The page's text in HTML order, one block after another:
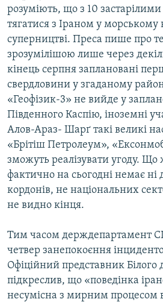
розуміють, що з 10
тягатися з Іраном у морському
суперництві. Преса пише про
зрозумілішою лише через
кінець серпня заплановані
свердловини у згаданому
«Геофізик-3» не вийде у
Південного Каспію, іноземні
Алов-Араз- Шарґ такі великі
«Брітіш Петролеум»,
зможуть реалізувати угоду. Що
фактично на сьогодні немає
кордонів, не національних
не видно кінця.
Тим часом держдепартамент
четвер занепокоєння
Офіційний представник Білого
підкреслив, що «поведінка
несумісна з мирним процесом